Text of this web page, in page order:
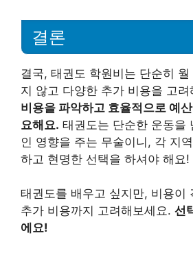
결론
결국, 태권도 학원비는 단순히
지 않고 다양한 추가 비용을 고려
비용을 파악하고 효율적으로 예
요해요. 태권도는 단순한 운동을
인 영향을 주는 무술이니, 각 지
하고 현명한 선택을 하셔야 해요!
태권도를 배우고 싶지만, 비용이
추가 비용까지 고려해보세요. 선
에요!